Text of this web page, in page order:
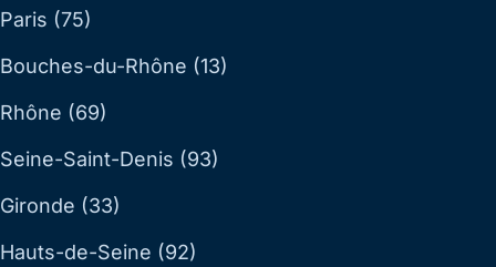
Paris (75)
Bouches-du-Rhône (13)
Rhône (69)
Seine-Saint-Denis (93)
Gironde (33)
Hauts-de-Seine (92)